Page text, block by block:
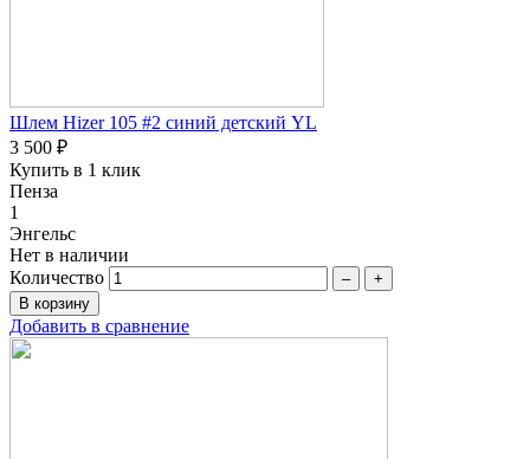
Шлем Hizer 105 #2 синий детский YL
3 500 ₽
Купить в 1 клик
Пенза
1
Энгельс
Нет в наличии
Количество
– +
Добавить в сравнение